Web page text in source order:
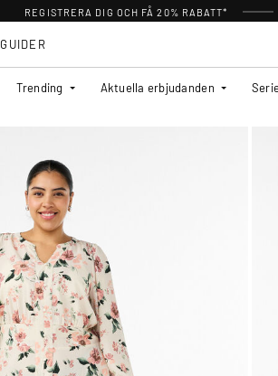
REGISTRERA DIG OCH FÅ 20% RABATT*
Trending Aktuella erbjudanden
GUIDER